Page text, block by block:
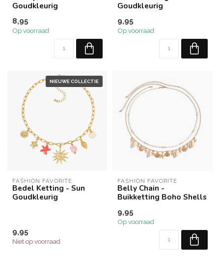
Goudkleurig
8,95
Op voorraad
Goudkleurig
9,95
Op voorraad
NIEUWE COLLECTIE
FASHION FAVORITE
Bedel Ketting - Sun
Goudkleurig
9,95
Niet op voorraad
FASHION FAVORITE
Belly Chain -
Buikketting Boho Shells
9,95
Op voorraad